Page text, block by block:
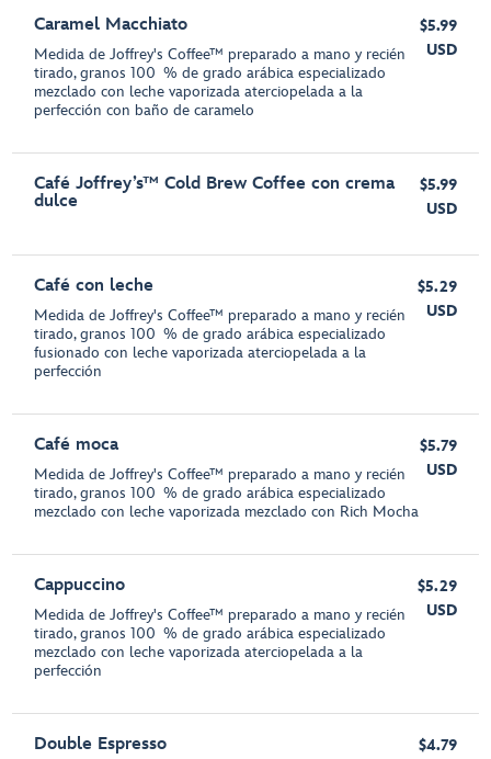
Caramel Macchiato
Medida de Joffrey's Coffee™ preparado a mano y recién
tirado, granos 100 % de grado arábica especializado
mezclado con leche vaporizada aterciopelada a la
perfección con baño de caramelo
$5.99
USD
Café Joffrey’s™ Cold Brew Coffee con crema
dulce
$5.99
USD
Café con leche
Medida de Joffrey's Coffee™ preparado a mano y recién
tirado, granos 100 % de grado arábica especializado
fusionado con leche vaporizada aterciopelada a la
perfección
$5.29
USD
Café moca
Medida de Joffrey's Coffee™ preparado a mano y recién
tirado, granos 100 % de grado arábica especializado
mezclado con leche vaporizada mezclado con Rich Mocha
$5.79
USD
Cappuccino
Medida de Joffrey's Coffee™ preparado a mano y recién
tirado, granos 100 % de grado arábica especializado
mezclado con leche vaporizada aterciopelada a la
perfección
$5.29
USD
Double Espresso
$4.79